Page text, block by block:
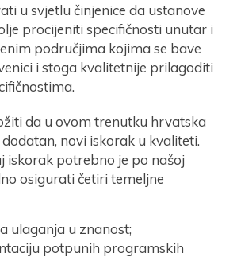
u svjetlu činjenice da ustanove
procijeniti specifičnosti unutar i
područjima kojima se bave
i stoga kvalitetnije prilagoditi
da u ovom trenutku hrvatska
novi iskorak u kvaliteti.
iskorak potrebno je po našoj
osigurati četiri temeljne
ulaganja u znanost;
potpunih programskih